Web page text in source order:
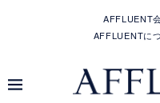
AFFLUENT
AFFLUENTに